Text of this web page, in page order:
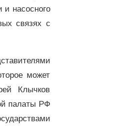
и насосного
связях с
может
Клычков
палаты РФ